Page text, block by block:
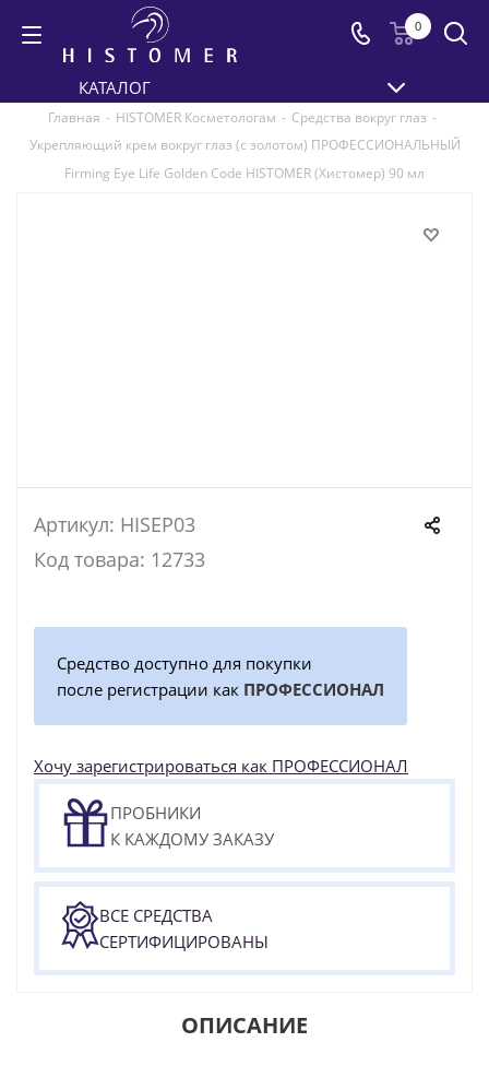
0
КАТАЛОГ
Главная - HISTOMER Косметологам - Средства вокруг глаз -
Укрепляющий крем вокруг глаз (с золотом) ПРОФЕССИОНАЛЬНЫЙ
Firming Eye Life Golden Code HISTOMER (Хистомер) 90 мл
Артикул: HISEP03
Код товара: 12733
Средство доступно для покупки
после регистрации как ПРОФЕССИОНАЛ
Хочу зарегистрироваться как ПРОФЕССИОНАЛ
ПРОБНИКИ
К КАЖДОМУ ЗАКАЗУ
ВСЕ СРЕДСТВА
СЕРТИФИЦИРОВАНЫ
ОПИСАНИЕ